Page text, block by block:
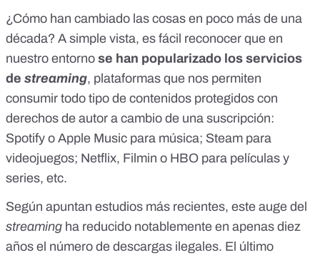
¿Cómo han cambiado las cosas en poco más de una
década? A simple vista, es fácil reconocer que en
nuestro entorno se han popularizado los servicios
de streaming, plataformas que nos permiten
consumir todo tipo de contenidos protegidos con
derechos de autor a cambio de una suscripción:
Spotify o Apple Music para música; Steam para
videojuegos; Netflix, Filmin o HBO para películas y
series, etc.
Según apuntan estudios más recientes, este auge del
streaming ha reducido notablemente en apenas diez
años el número de descargas ilegales. El último